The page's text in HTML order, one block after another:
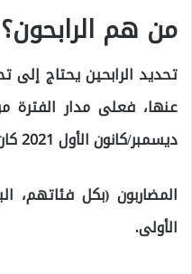
من هم الرابحون؟
تحديد الرابحين يحتاج إلى
ديسمبر/كانون الأول 2021 كان الرابحون هم:
المضاربون (بكل فئاتهم،
الأولى.